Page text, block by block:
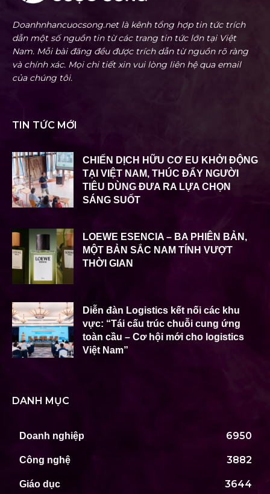
Doanhnhancuocsong.net là kênh tổng hợp tin tức trích
dẫn một số nguồn tin từ các trang tin tức lớn tại Việt
Nam. Mỗi bài đăng đều được trích dẫn từ nguồn rõ ràng
và chính xác. Mọi chi tiết xin vui lòng liên hệ qua email
của chúng tôi.
TIN TỨC MỚI
CHIẾN DỊCH HỮU CƠ EU KHỞI ĐỘNG
TẠI VIỆT NAM, THÚC ĐẨY NGƯỜI
TIÊU DÙNG ĐƯA RA LỰA CHỌN
SÁNG SUỐT
LOEWE ESENCIA – BA PHIÊN BẢN,
MỘT BẢN SẮC NAM TÍNH VƯỢT
THỜI GIAN
Diễn đàn Logistics kết nối các khu
vực: “Tái cấu trúc chuỗi cung ứng
toàn cầu – Cơ hội mới cho logistics
Việt Nam”
DANH MỤC
Doanh nghiệp 6950
Công nghệ 3882
Giáo dục 3644